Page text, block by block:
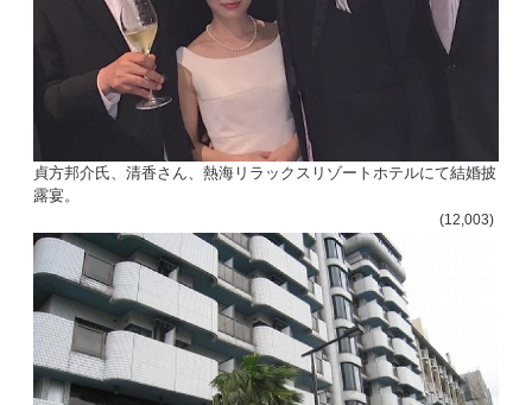
貞方邦介氏、清香さん、熱海リラックスリゾートホテルにて結婚披
露宴。
(12,003)